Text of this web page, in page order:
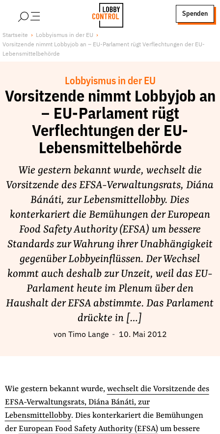
LobbyControl
StartSeite
Spenden
Über uns
Lobby FAQs
Jobs
Publikationen und Material
Lobbykritische Stadtführungen
Unsere Schwerpunkte
Lobbyismus und Klima
Spenden & Fördern
Fördermitglied werden
Jetzt Spenden
Geschenkspende
Bußgelder und Geldauflagen
Projektspende
Testamentsspende
Suche
Startseite
Lobbyismus in der EU
Vorsitzende nimmt Lobbyjob an – EU-Parlament rügt Verflechtungen der EU-
Lebensmittelbehörde
Lobbyismus in der EU
Vorsitzende nimmt Lobbyjob an
– EU-Parlament rügt
Verflechtungen der EU-
Lebensmittelbehörde
Wie gestern bekannt wurde, wechselt die
Vorsitzende des EFSA-Verwaltungsrats, Diána
Bánáti, zur Lebensmittellobby. Dies
konterkariert die Bemühungen der European
Food Safety Authority (EFSA) um bessere
Standards zur Wahrung ihrer Unabhängigkeit
gegenüber Lobbyeinflüssen. Der Wechsel
kommt auch deshalb zur Unzeit, weil das EU-
Parlament heute im Plenum über den
Haushalt der EFSA abstimmte. Das Parlament
drückte in […]
von Timo Lange 10. Mai 2012
Wie gestern bekannt wurde, wechselt die Vorsitzende des
EFSA-Verwaltungsrats, Diána Bánáti, zur
Lebensmittellobby. Dies konterkariert die Bemühungen
der European Food Safety Authority (EFSA) um bessere